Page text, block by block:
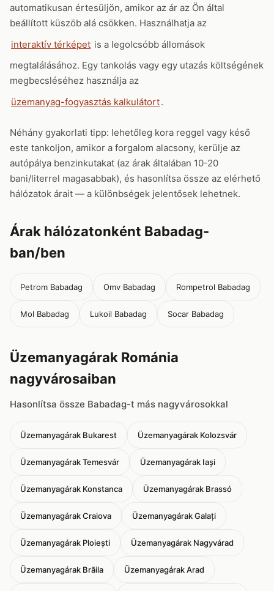
automatikusan értesüljön, amikor az ár az Ön által
beállított küszöb alá csökken. Használhatja az
interaktív térképet is a legolcsóbb állomások
megtalálásához. Egy tankolás vagy egy utazás költségének
megbecsléséhez használja az
üzemanyag-fogyasztás kalkulátort.
Néhány gyakorlati tipp: lehetőleg kora reggel vagy késő
este tankoljon, amikor a forgalom alacsony, kerülje az
autópálya benzinkutakat (az árak általában 10-20
bani/literrel magasabbak), és hasonlítsa össze az elérhető
hálózatok árait — a különbségek jelentősek lehetnek.
Árak hálózatonként Babadag-
ban/ben
Petrom Babadag Omv Babadag Rompetrol Babadag
Mol Babadag Lukoil Babadag Socar Babadag
Üzemanyagárak Románia
nagyvárosaiban
Hasonlítsa össze Babadag-t más nagyvárosokkal
Üzemanyagárak Bukarest Üzemanyagárak Kolozsvár
Üzemanyagárak Temesvár Üzemanyagárak Iași
Üzemanyagárak Konstanca Üzemanyagárak Brassó
Üzemanyagárak Craiova Üzemanyagárak Galați
Üzemanyagárak Ploiești Üzemanyagárak Nagyvárad
Üzemanyagárak Brăila Üzemanyagárak Arad